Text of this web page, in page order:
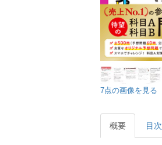
7点の画像を見る
概要 目次